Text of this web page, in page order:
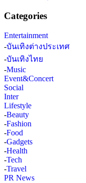
Categories
Entertainment
-บันเทิงต่างประเทศ
-บันเทิงไทย
-Music
Event&Concert
Social
Inter
Lifestyle
-Beauty
-Fashion
-Food
-Gadgets
-Health
-Tech
-Travel
PR News